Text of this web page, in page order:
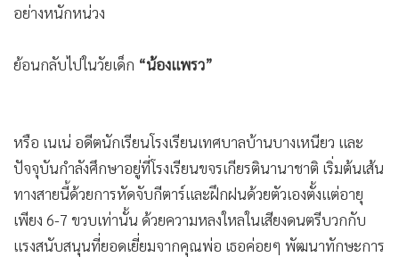
• SMEs
• อินโดจีน
• Factcheck
• ญี่ปุ่น
• News1
Gotomanager
อย่างหนักหน่วง
ย้อนกลับไปในวัยเด็ก “น้องแพรว”
หรือ เนเน่ อดีตนักเรียนโรงเรียนเทศบาลบ้านบางเหนียว และ
ปัจจุบันกำลังศึกษาอยู่ที่โรงเรียนขจรเกียรตินานาชาติ เริ่มต้นเส้น
ทางสายนี้ด้วยการหัดจับกีตาร์และฝึกฝนด้วยตัวเองตั้งแต่อายุ
เพียง 6-7 ขวบเท่านั้น ด้วยความหลงใหลในเสียงดนตรีบวกกับ
แรงสนับสนุนที่ยอดเยี่ยมจากคุณพ่อ เธอค่อยๆ พัฒนาทักษะการ